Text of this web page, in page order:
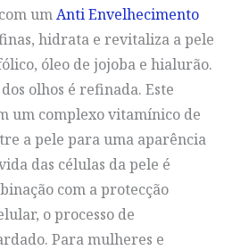
umAnti Envelhecimento
hidrata e revitaliza a pele
óleo de jojoba e hialurão.
olhos é refinada. Este
um complexo vitamínico de
a pele para uma aparência
das células da pele é
com a protecção
o processo de
Para mulheres e